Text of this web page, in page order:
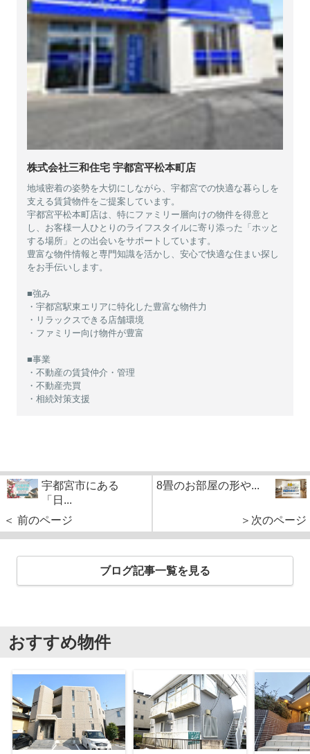
株式会社三和住宅 宇都宮平松本町店
地域密着の姿勢を大切にしながら、宇都宮での快適な暮らしを
支える賃貸物件をご提案しています。
宇都宮平松本町店は、特にファミリー層向けの物件を得意と
し、お客様一人ひとりのライフスタイルに寄り添った「ホッと
する場所」との出会いをサポートしています。
豊富な物件情報と専門知識を活かし、安心で快適な住まい探し
をお手伝いします。
■強み
・宇都宮駅東エリアに特化した豊富な物件力
・リラックスできる店舗環境
・ファミリー向け物件が豊富
■事業
・不動産の賃貸仲介・管理
・不動産売買
・相続対策支援
宇都宮市にある
「日...
＜ 前のページ
8畳のお部屋の形や...
＞次のページ
ブログ記事一覧を見る
おすすめ物件